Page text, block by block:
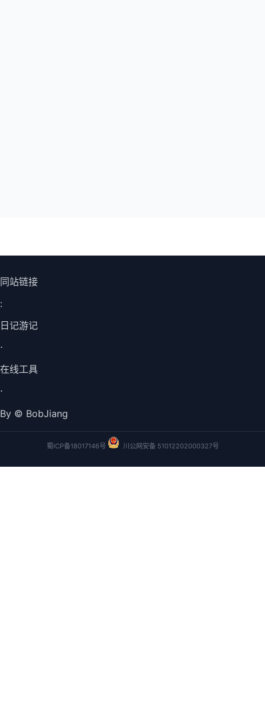
同站链接
:
日记游记
⋅
在线工具
⋅
By © BobJiang
蜀ICP备18017146号 川公网安备 51012202000327号